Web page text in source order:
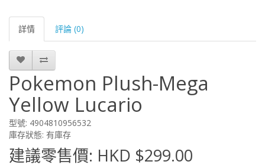
詳情 評論 (0)
Pokemon Plush-Mega
Yellow Lucario
型號: 4904810956532
庫存狀態: 有庫存
建議零售價: HKD $299.00